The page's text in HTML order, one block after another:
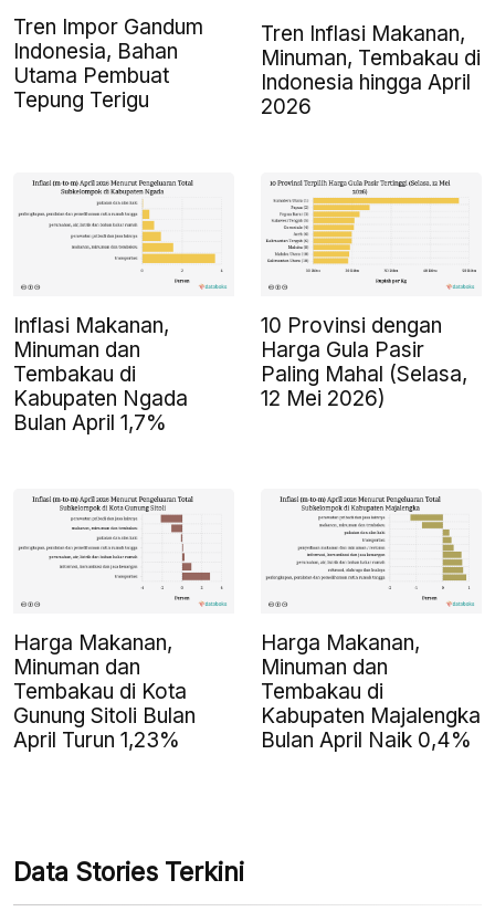
Tren Impor Gandum
Indonesia, Bahan
Utama Pembuat
Tepung Terigu
Tren Inflasi Makanan,
Minuman, Tembakau di
Indonesia hingga April
2026
Inflasi Makanan,
Minuman dan
Tembakau di
Kabupaten Ngada
Bulan April 1,7%
10 Provinsi dengan
Harga Gula Pasir
Paling Mahal (Selasa,
12 Mei 2026)
Harga Makanan,
Minuman dan
Tembakau di Kota
Gunung Sitoli Bulan
April Turun 1,23%
Harga Makanan,
Minuman dan
Tembakau di
Kabupaten Majalengka
Bulan April Naik 0,4%
Data Stories Terkini